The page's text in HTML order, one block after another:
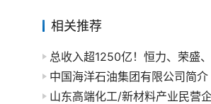
相关推荐
中国海洋石油集团有限公司简介